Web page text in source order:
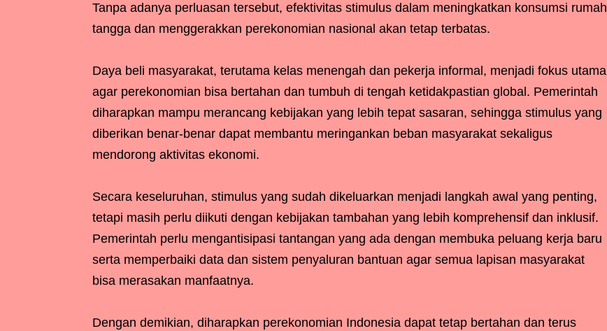
Tanpa adanya perluasan tersebut, efektivitas stimulus dalam meningkatkan konsumsi rumah
tangga dan menggerakkan perekonomian nasional akan tetap terbatas.
Daya beli masyarakat, terutama kelas menengah dan pekerja informal, menjadi fokus utama
agar perekonomian bisa bertahan dan tumbuh di tengah ketidakpastian global. Pemerintah
diharapkan mampu merancang kebijakan yang lebih tepat sasaran, sehingga stimulus yang
diberikan benar-benar dapat membantu meringankan beban masyarakat sekaligus
mendorong aktivitas ekonomi.
Secara keseluruhan, stimulus yang sudah dikeluarkan menjadi langkah awal yang penting,
tetapi masih perlu diikuti dengan kebijakan tambahan yang lebih komprehensif dan inklusif.
Pemerintah perlu mengantisipasi tantangan yang ada dengan membuka peluang kerja baru
serta memperbaiki data dan sistem penyaluran bantuan agar semua lapisan masyarakat
bisa merasakan manfaatnya.
Dengan demikian, diharapkan perekonomian Indonesia dapat tetap bertahan dan terus